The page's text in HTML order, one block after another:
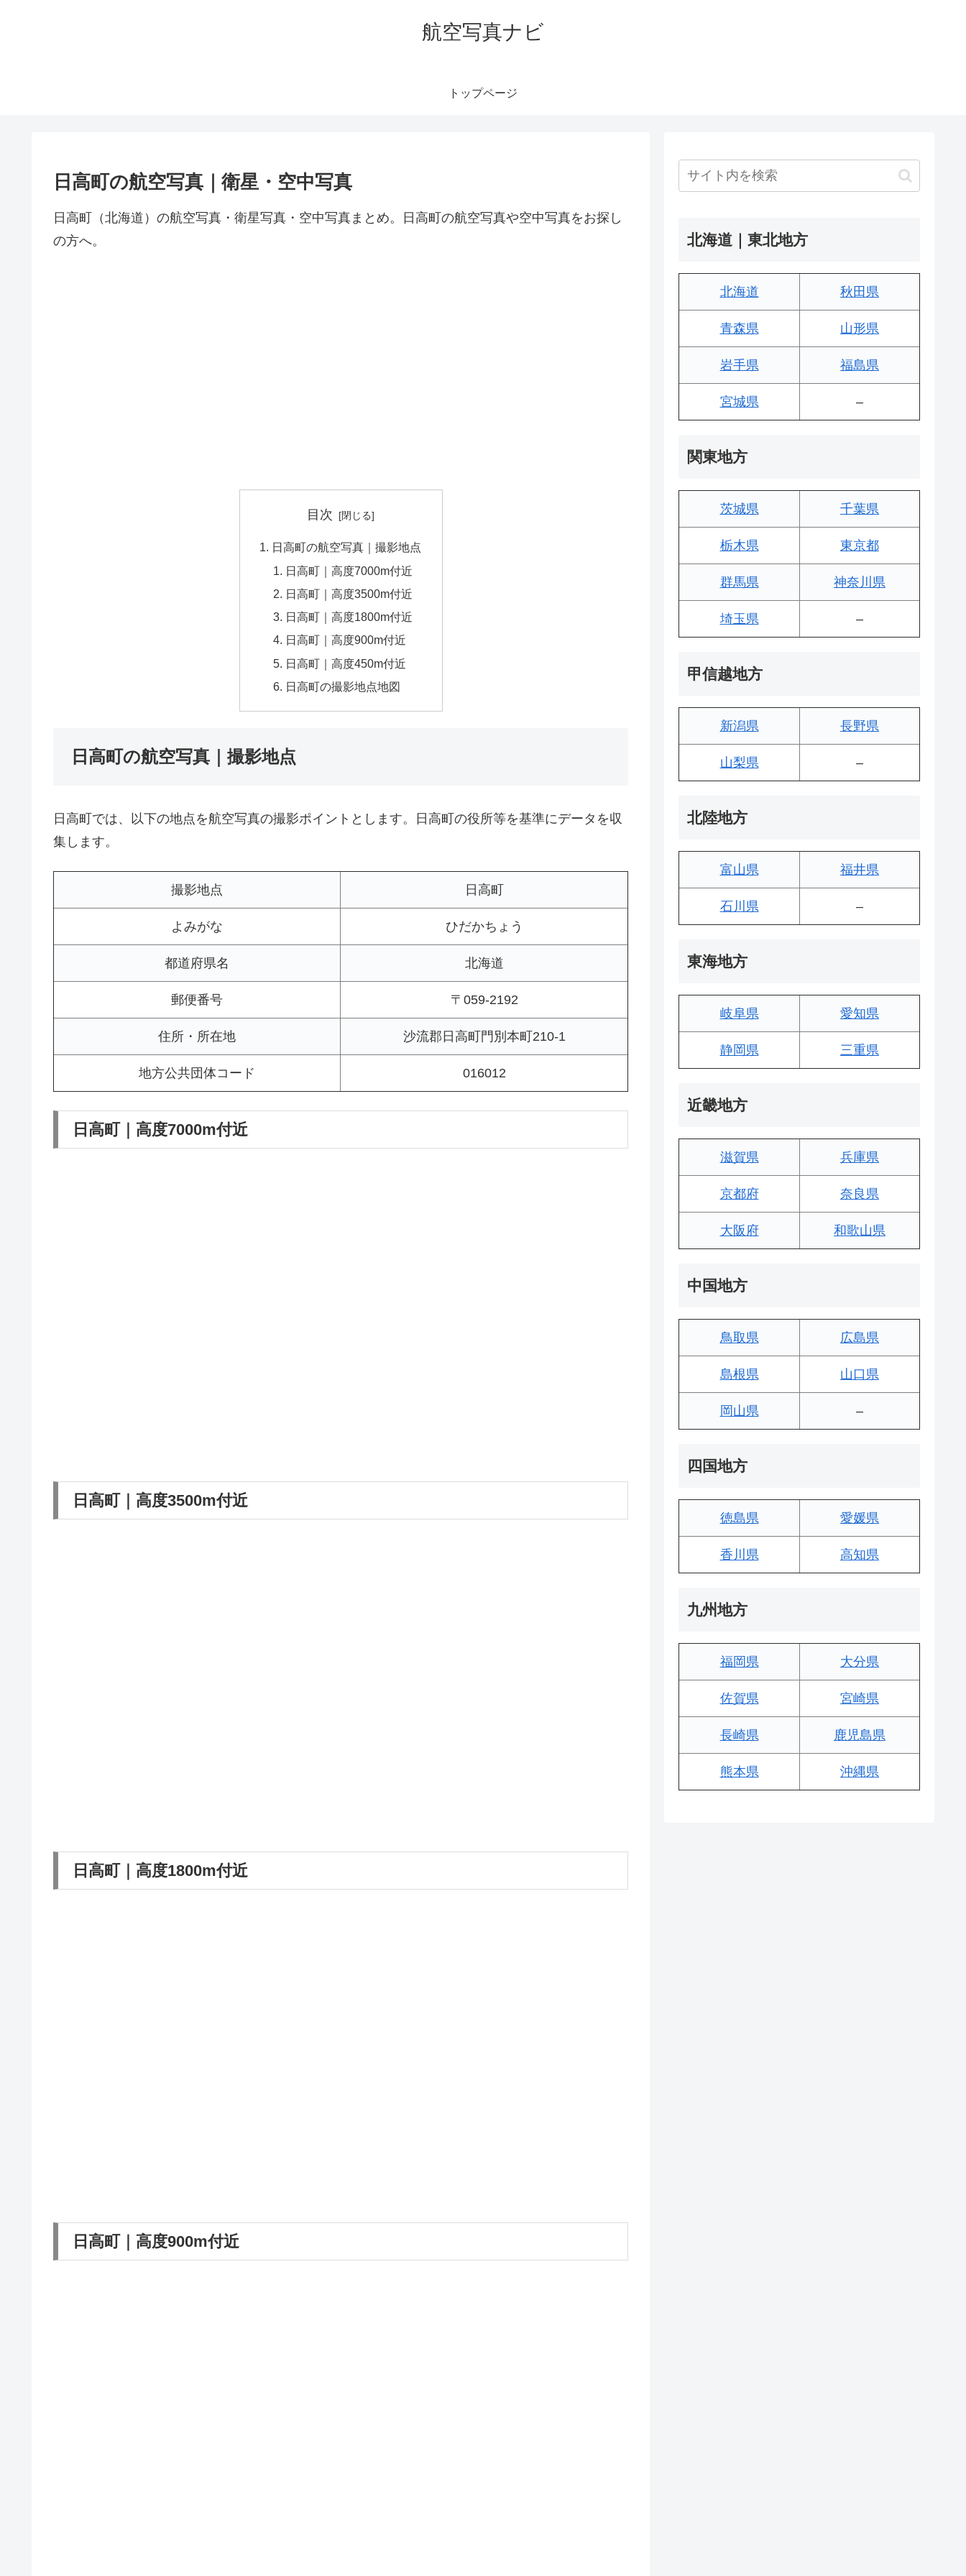
航空写真ナビ
トップページ
日高町の航空写真｜衛星・空中写真
日高町（北海道）の航空写真・衛星写真・空中写真まとめ。日高町の航空写真や空中写真をお探し
の方へ。
目次
日高町の航空写真｜撮影地点
日高町｜高度7000m付近
日高町｜高度3500m付近
日高町｜高度1800m付近
日高町｜高度900m付近
日高町｜高度450m付近
日高町の撮影地点地図
日高町の航空写真｜撮影地点
日高町では、以下の地点を航空写真の撮影ポイントとします。日高町の役所等を基準にデータを収
集します。
撮影地点 日高町
よみがな ひだかちょう
都道府県名 北海道
郵便番号 〒059-2192
住所・所在地 沙流郡日高町門別本町210-1
地方公共団体コード 016012
日高町｜高度7000m付近
日高町｜高度3500m付近
日高町｜高度1800m付近
日高町｜高度900m付近
北海道｜東北地方
北海道 秋田県
青森県 山形県
岩手県 福島県
宮城県 –
関東地方
茨城県 千葉県
栃木県 東京都
群馬県 神奈川県
埼玉県 –
甲信越地方
新潟県 長野県
山梨県 –
北陸地方
富山県 福井県
石川県 –
東海地方
岐阜県 愛知県
静岡県 三重県
近畿地方
滋賀県 兵庫県
京都府 奈良県
大阪府 和歌山県
中国地方
鳥取県 広島県
島根県 山口県
岡山県 –
四国地方
徳島県 愛媛県
香川県 高知県
九州地方
福岡県 大分県
佐賀県 宮崎県
長崎県 鹿児島県
熊本県 沖縄県